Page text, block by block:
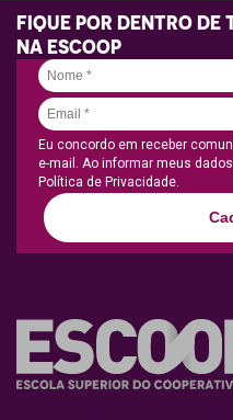
FIQUE POR DENTRO DE
NA ESCOOP
Eu concordo em receber
e-mail. Ao informar meus
Política de Privacidade.